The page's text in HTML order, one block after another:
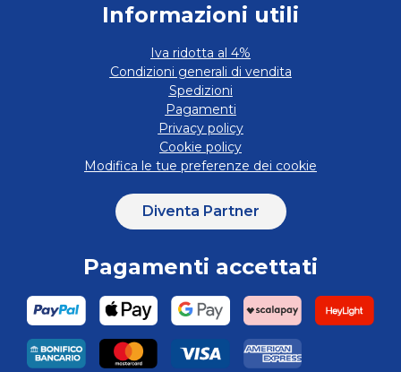
Informazioni utili
Iva ridotta al 4%
Condizioni generali di vendita
Spedizioni
Pagamenti
Privacy policy
Cookie policy
Modifica le tue preferenze dei cookie
Diventa Partner
Pagamenti accettati